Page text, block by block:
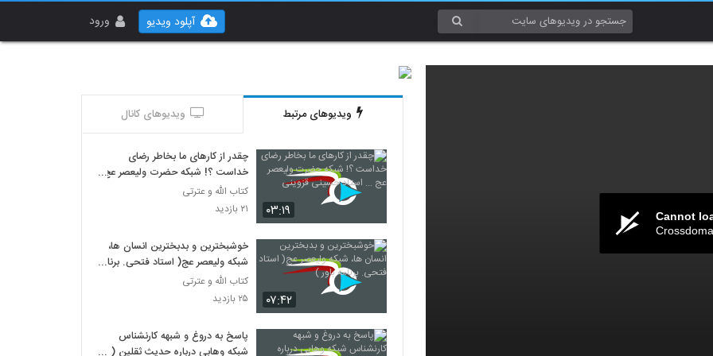
ورود آپلود ویدیو
Cannot
ویدیوهای مرتبط ویدیوهای کانال
۰۳:۱۹
چقدر از کارهای ما بخاطر رضای
خداست ؟! شبکه حضرت ولیعصر عج
... استاد حسینی قزوینی
کتاب الله و عترتی
۲۱ بازدید
۰۷:۴۲
خوشبخترین و بدبخترین انسان ها،
شبکه ولیعصر عج( استاد فتحی. برنامه
باور )
کتاب الله و عترتی
۲۵ بازدید
پاسخ به دروغ و شبهه کارنشناس
شبکه وهابی درباره حدیث ثقلین (